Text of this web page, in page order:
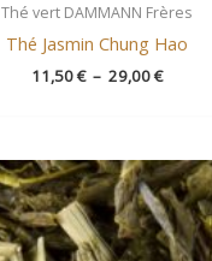
Thé vert DAMMANN Frères
Thé Jasmin Chung Hao
11,50€ – 29,00€
Plage
de
prix :
7,00 €
à